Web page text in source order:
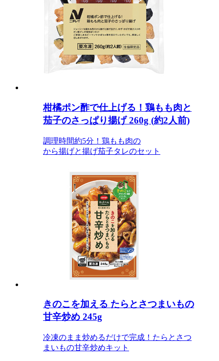
柑橘ポン酢で仕上げる！鶏もも肉と
茄子のさっぱり揚げ 260g (約2人前)
調理時間約5分！鶏もも肉の
から揚げと揚げ茄子タレのセット
きのこを加える たらとさつまいもの
甘辛炒め 245g
冷凍のまま炒めるだけで完成！たらとさつ
まいもの甘辛炒めキット